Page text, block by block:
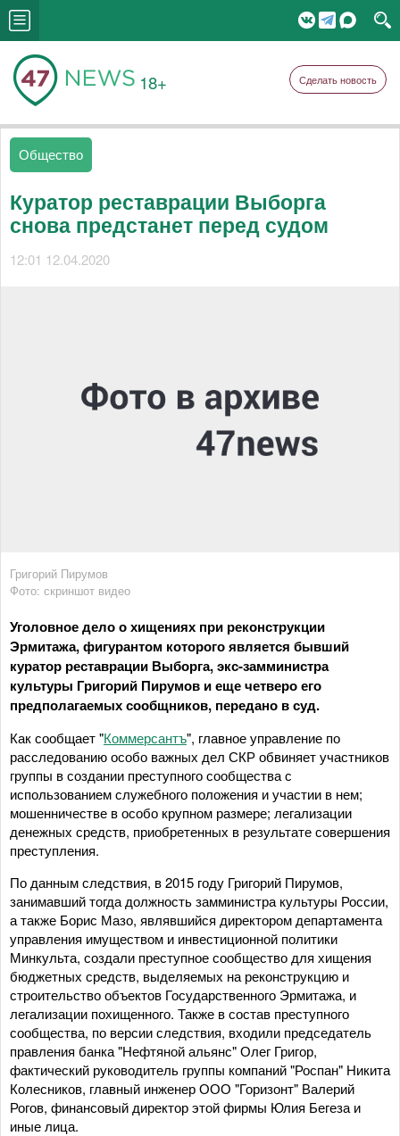
18+ Сделать новость
Общество
Куратор реставрации Выборга
снова предстанет перед судом
12:01 12.04.2020
Григорий Пирумов
Фото: скриншот видео
Уголовное дело о хищениях при реконструкции
Эрмитажа, фигурантом которого является бывший
куратор реставрации Выборга, экс-замминистра
культуры Григорий Пирумов и еще четверо его
предполагаемых сообщников, передано в суд.
Как сообщает "Коммерсантъ", главное управление по
расследованию особо важных дел СКР обвиняет участников
группы в создании преступного сообщества с
использованием служебного положения и участии в нем;
мошенничестве в особо крупном размере; легализации
денежных средств, приобретенных в результате совершения
преступления.
По данным следствия, в 2015 году Григорий Пирумов,
занимавший тогда должность замминистра культуры России,
а также Борис Мазо, являвшийся директором департамента
управления имуществом и инвестиционной политики
Минкульта, создали преступное сообщество для хищения
бюджетных средств, выделяемых на реконструкцию и
строительство объектов Государственного Эрмитажа, и
легализации похищенного. Также в состав преступного
сообщества, по версии следствия, входили председатель
правления банка "Нефтяной альянс" Олег Григор,
фактический руководитель группы компаний "Роспан" Никита
Колесников, главный инженер ООО "Горизонт" Валерий
Рогов, финансовый директор этой фирмы Юлия Бегеза и
иные лица.